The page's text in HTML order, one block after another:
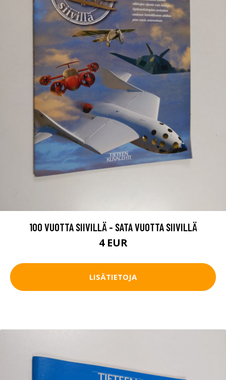
100 VUOTTA SIIVILLÄ - SATA VUOTTA SIIVILLÄ
4 EUR
LISÄTIETOJA